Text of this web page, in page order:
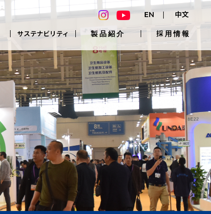
サステナビリティ 製品紹介 採用情報
EN 中文